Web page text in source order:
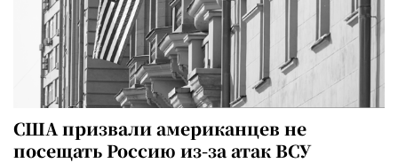
США призвали американцев не
посещать Россию из-за атак ВСУ